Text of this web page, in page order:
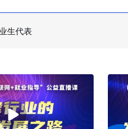
生代表